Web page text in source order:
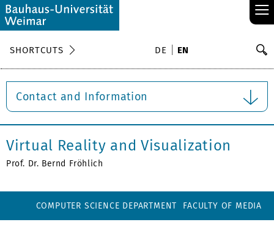
≡
SHORTCUTS DE EN
Contact and Information
Virtual Reality and Visualization
Prof. Dr. Bernd Fröhlich
COMPUTER SCIENCE DEPARTMENT FACULTY OF MEDIA